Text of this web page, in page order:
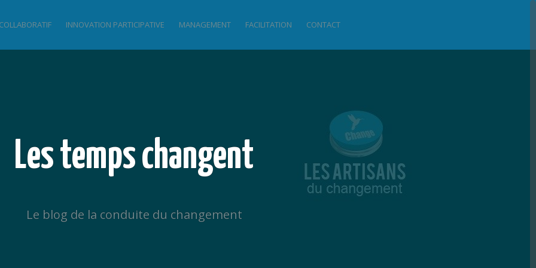
INNOVATION PARTICIPATIVE MANAGEMENT FACILITATION CONTACT
Les temps changent
Le blog de la conduite du changement